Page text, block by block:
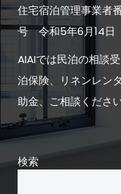
住宅宿泊管理事業者
号 令和5年6月14日
AIAIでは民泊の相談
泊保険、リネンレン
助金、ご相談ください
検索